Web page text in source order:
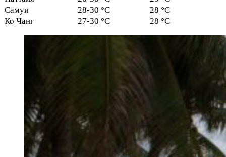
Самуи
28-30 °C
28 °C
Ко Чанг
27-30 °C 28 °C